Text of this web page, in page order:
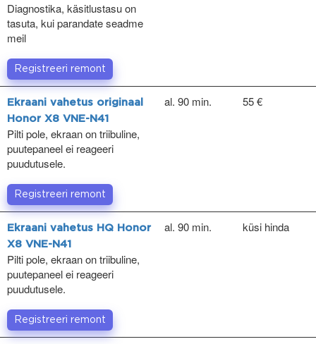
Diagnostika, käsitlustasu on
tasuta, kui parandate seadme
meil
Registreeri remont
Ekraani vahetus originaal
Honor X8 VNE-N41
Pilti pole, ekraan on triibuline,
puutepaneel ei reageeri
puudutusele.
al. 90 min. 55 €
Registreeri remont
Ekraani vahetus HQ Honor
X8 VNE-N41
Pilti pole, ekraan on triibuline,
puutepaneel ei reageeri
puudutusele.
al. 90 min. küsi hinda
Registreeri remont